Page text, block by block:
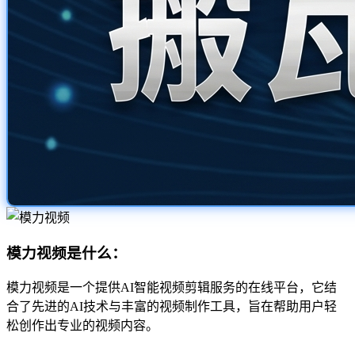
模力视频是什么：
模力视频是一个提供AI智能视频剪辑服务的在线平台，它结
合了先进的AI技术与丰富的视频制作工具，旨在帮助用户轻
松创作出专业的视频内容。